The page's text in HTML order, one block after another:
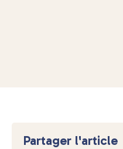
Partager l'article